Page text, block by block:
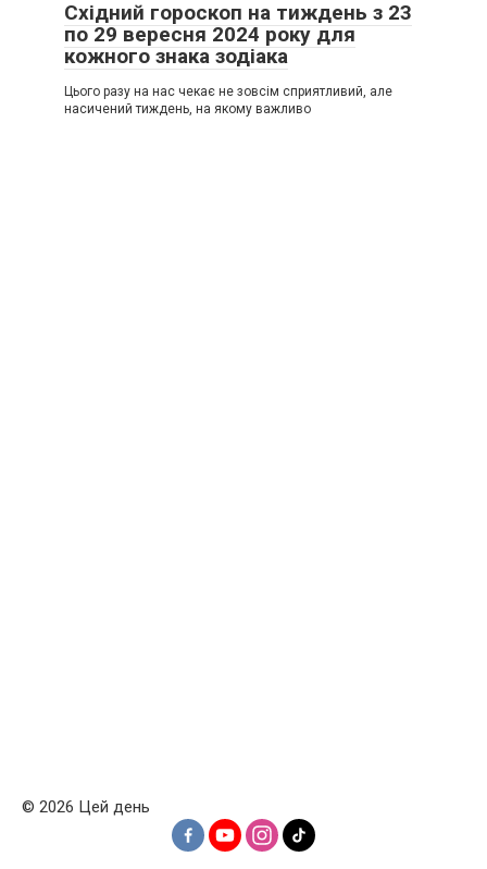
Східний гороскоп на тиждень з 23
по 29 вересня 2024 року для
кожного знака зодіака
Цього разу на нас чекає не зовсім сприятливий, але
насичений тиждень, на якому важливо
© 2026 Цей день